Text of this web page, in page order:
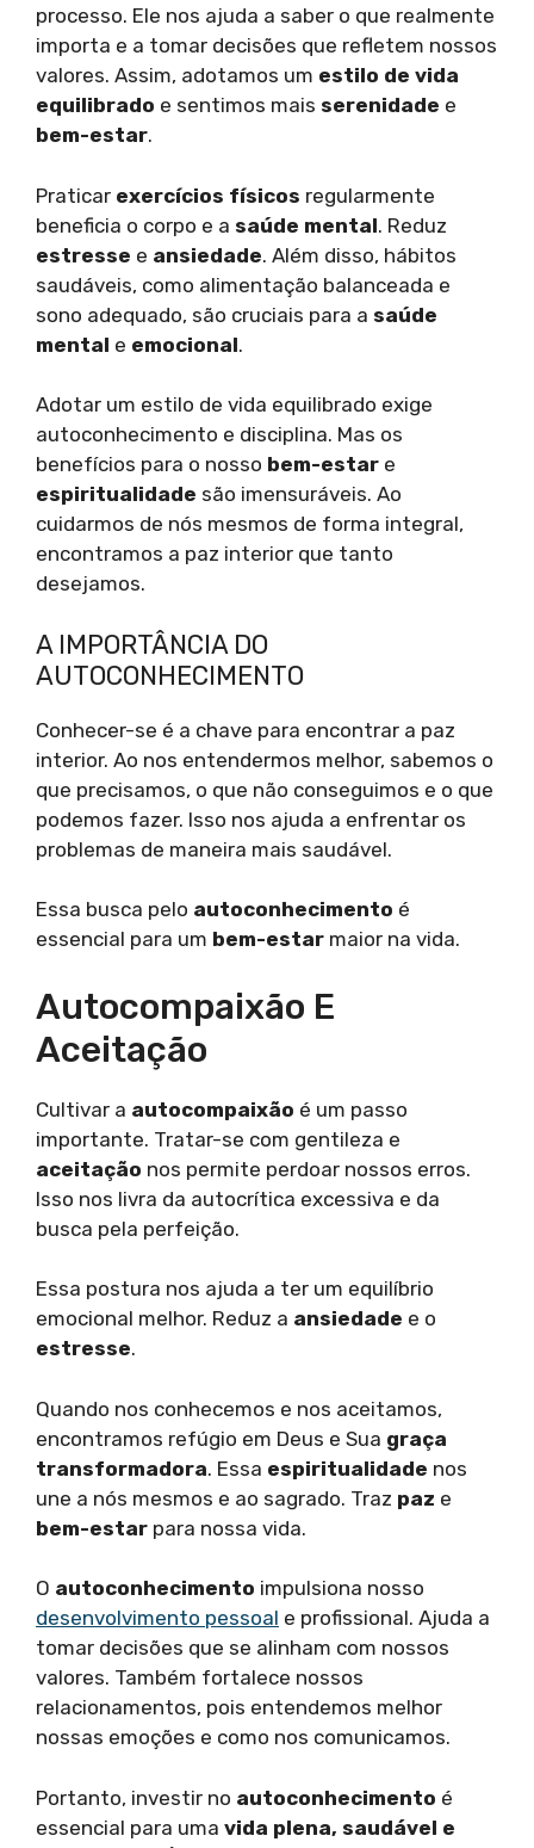
processo. Ele nos ajuda a saber o que realmente
importa e a tomar decisões que refletem nossos
valores. Assim, adotamos um estilo de vida
equilibrado e sentimos mais serenidade e
bem-estar.
Praticar exercícios físicos regularmente
beneficia o corpo e a saúde mental. Reduz
estresse e ansiedade. Além disso, hábitos
saudáveis, como alimentação balanceada e
sono adequado, são cruciais para a saúde
mental e emocional.
Adotar um estilo de vida equilibrado exige
autoconhecimento e disciplina. Mas os
benefícios para o nosso bem-estar e
espiritualidade são imensuráveis. Ao
cuidarmos de nós mesmos de forma integral,
encontramos a paz interior que tanto
desejamos.
A IMPORTÂNCIA DO
AUTOCONHECIMENTO
Conhecer-se é a chave para encontrar a paz
interior. Ao nos entendermos melhor, sabemos o
que precisamos, o que não conseguimos e o que
podemos fazer. Isso nos ajuda a enfrentar os
problemas de maneira mais saudável.
Essa busca pelo autoconhecimento é
essencial para um bem-estar maior na vida.
Autocompaixão E
Aceitação
Cultivar a autocompaixão é um passo
importante. Tratar-se com gentileza e
aceitação nos permite perdoar nossos erros.
Isso nos livra da autocrítica excessiva e da
busca pela perfeição.
Essa postura nos ajuda a ter um equilíbrio
emocional melhor. Reduz a ansiedade e o
estresse.
Quando nos conhecemos e nos aceitamos,
encontramos refúgio em Deus e Sua graça
transformadora. Essa espiritualidade nos
une a nós mesmos e ao sagrado. Traz paz e
bem-estar para nossa vida.
O autoconhecimento impulsiona nosso
desenvolvimento pessoal e profissional. Ajuda a
tomar decisões que se alinham com nossos
valores. Também fortalece nossos
relacionamentos, pois entendemos melhor
nossas emoções e como nos comunicamos.
Portanto, investir no autoconhecimento é
essencial para uma vida plena, saudável e